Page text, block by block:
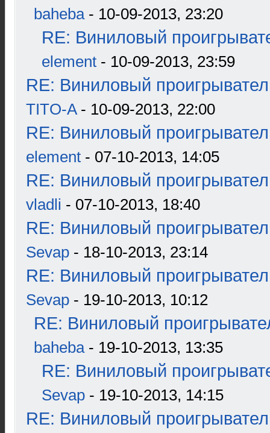
baheba- 10-09-2013, 23:20
RE: Виниловый
element - 10-09-2013, 23:59
RE: Виниловый
TITO-A- 10-09-2013, 22:00
RE: Виниловый
element - 07-10-2013, 14:05
RE: Виниловый
vladli - 07-10-2013, 18:40
RE: Виниловый
Sevap - 18-10-2013, 23:14
RE: Виниловый
Sevap - 19-10-2013, 10:12
RE: Виниловый
baheba- 19-10-2013, 13:35
RE: Виниловый
Sevap - 19-10-2013, 14:15
RE: Виниловый